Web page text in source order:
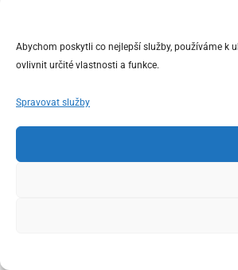
Abychom poskytli co nejlepší služby, používáme k
ovlivnit určité vlastnosti a funkce.
Spravovat služby